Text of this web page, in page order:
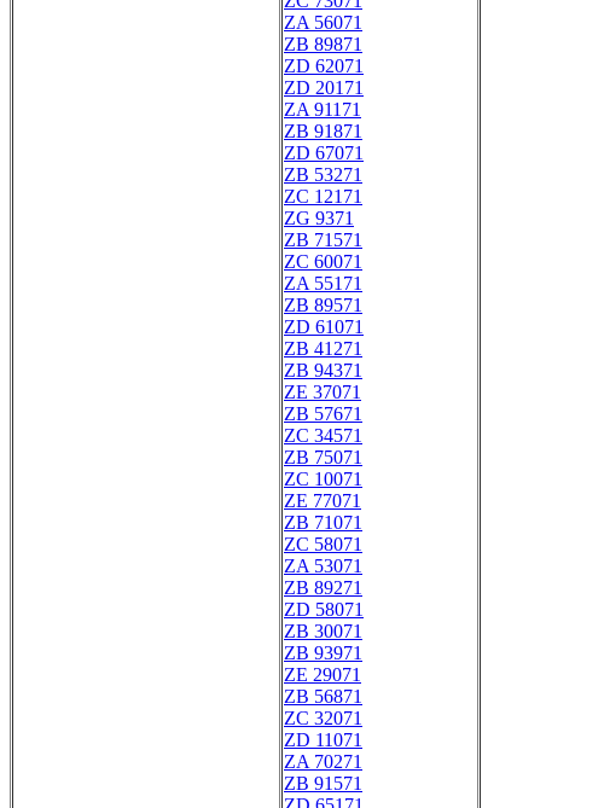
ZA 56071
ZB 89871
ZD 62071
ZD 20171
ZA 91171
ZB 91871
ZD 67071
ZB 53271
ZC 12171
ZG 9371
ZB 71571
ZC 60071
ZA 55171
ZB 89571
ZD 61071
ZB 41271
ZB 94371
ZE 37071
ZB 57671
ZC 34571
ZB 75071
ZC 10071
ZE 77071
ZB 71071
ZC 58071
ZA 53071
ZB 89271
ZD 58071
ZB 30071
ZB 93971
ZE 29071
ZB 56871
ZC 32071
ZD 11071
ZA 70271
ZB 91571